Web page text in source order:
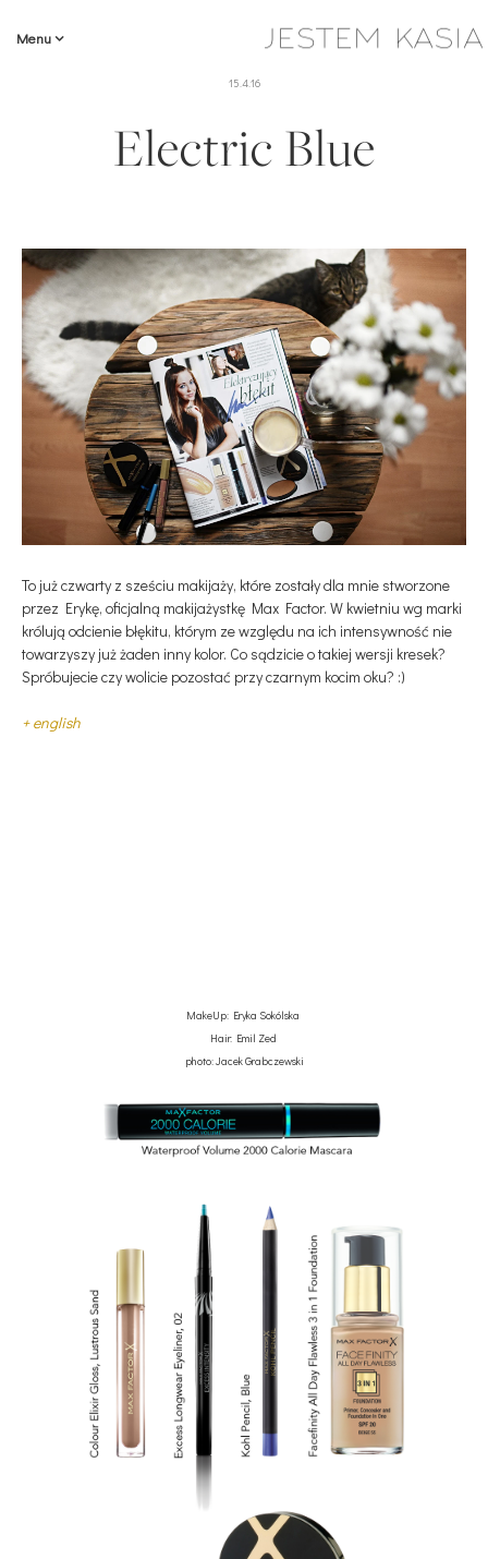
Menu
15.4.16
Electric Blue
To już czwarty z sześciu makijaży, które zostały dla mnie stworzone
przez Erykę, oficjalną makijażystkę Max Factor. W kwietniu wg marki
królują odcienie błękitu, którym ze względu na ich intensywność nie
towarzyszy już żaden inny kolor. Co sądzicie o takiej wersji kresek?
Spróbujecie czy wolicie pozostać przy czarnym kocim oku? :)
+ english
MakeUp: Eryka Sokólska
Hair: Emil Zed
photo: Jacek Grabczewski